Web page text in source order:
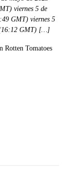
viernes 5 de
GMT) viernes 5
(16:12 GMT) […]